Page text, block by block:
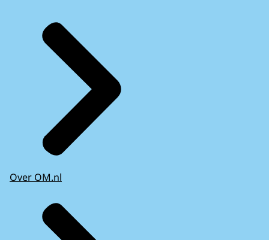
Over OM.nl